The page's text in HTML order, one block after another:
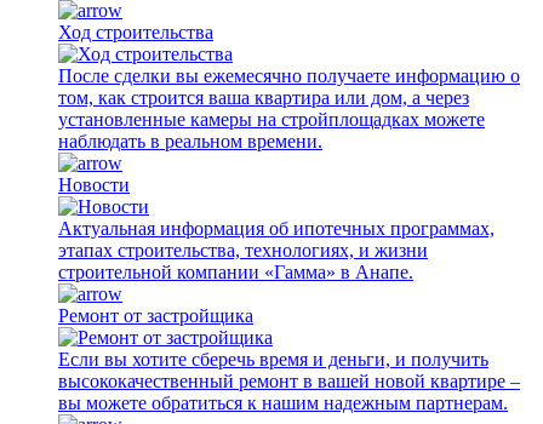
Ход строительства
После сделки вы ежемесячно получаете информацию о
том, как строится ваша квартира или дом, а через
установленные камеры на стройплощадках можете
наблюдать в реальном времени.
Новости
Актуальная информация об ипотечных программах,
этапах строительства, технологиях, и жизни
строительной компании «Гамма» в Анапе.
Ремонт от застройщика
Если вы хотите сберечь время и деньги, и получить
высококачественный ремонт в вашей новой квартире –
вы можете обратиться к нашим надежным партнерам.